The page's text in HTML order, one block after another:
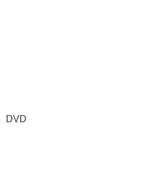
DVD